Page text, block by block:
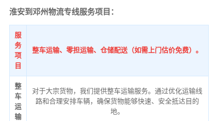
淮安到邓州物流专线服务项目：
服
务
项
目
整车运输、零担运输、仓储配送（如需上门估价免费）。
整
车
运
输
对于大宗货物，我们提供整车运输服务。通过优化运输线
路和合理安排车辆，确保货物能够快速、安全抵达目的
地。